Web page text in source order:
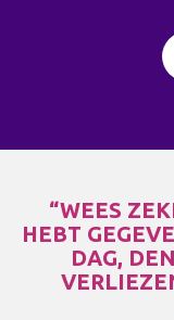
“WEES
HEBT
DAG,